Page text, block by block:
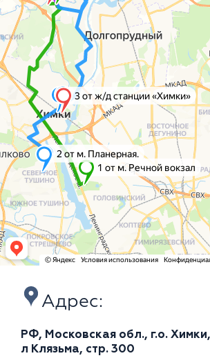
Адрес:
РФ, Московская обл., г.о.
л Клязьма, стр. 300